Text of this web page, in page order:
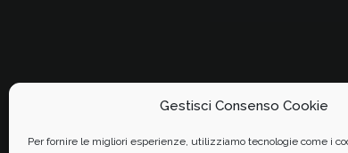
Gestisci Consenso Cookie
Per fornire le migliori esperienze, utilizziamo tecnologie come i